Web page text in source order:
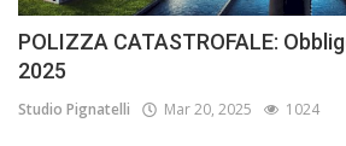
POLIZZA CATASTROFALE:
2025
Studio Pignatelli Mar 20, 2025 1024